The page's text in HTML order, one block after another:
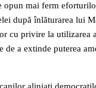
opun mai ferm
după înlăturarea lui
cu privire la utilizarea
de a extinde puterea